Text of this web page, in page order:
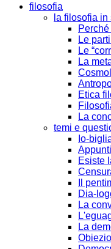
filosofia
la filosofia in
Le
Le
La
Etica
La
temi e
Io-
Esiste
Il
Dia-
La
La